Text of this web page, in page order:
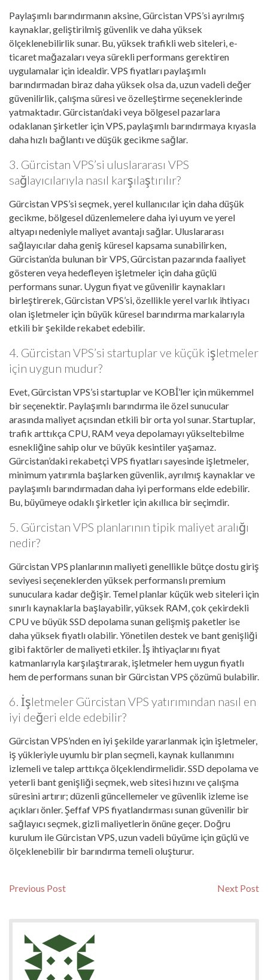
Paylaşımlı barındırmanın aksine, Gürcistan VPS’si ayrılmış
kaynaklar, geliştirilmiş güvenlik ve daha yüksek
ölçeklenebilirlik sunar. Bu, yüksek trafikli web siteleri, e-
ticaret mağazaları veya sürekli performans gerektiren
uygulamalar için idealdir. VPS fiyatları paylaşımlı
barındırmadan biraz daha yüksek olsa da, uzun vadeli değer
güvenilirlik, çalışma süresi ve özelleştirme seçeneklerinde
yatmaktadır. Gürcistan’daki veya bölgesel pazarlara
odaklanan şirketler için VPS, paylaşımlı barındırmaya kıyasla
daha hızlı bağlantı ve düşük gecikme sağlar.
3. Gürcistan VPS’si uluslararası VPS
sağlayıcılarıyla nasıl karşılaştırılır?
Gürcistan VPS’si seçmek, yerel kullanıcılar için daha düşük
gecikme, bölgesel düzenlemelere daha iyi uyum ve yerel
altyapı nedeniyle maliyet avantajı sağlar. Uluslararası
sağlayıcılar daha geniş küresel kapsama sunabilirken,
Gürcistan’da bulunan bir VPS, Gürcistan pazarında faaliyet
gösteren veya hedefleyen işletmeler için daha güçlü
performans sunar. Uygun fiyat ve güvenilir kaynakları
birleştirerek, Gürcistan VPS’si, özellikle yerel varlık ihtiyacı
olan işletmeler için büyük küresel barındırma markalarıyla
etkili bir şekilde rekabet edebilir.
4. Gürcistan VPS’si startuplar ve küçük işletmeler
için uygun mudur?
Evet, Gürcistan VPS’si startuplar ve KOBİ’ler için mükemmel
bir seçenektir. Paylaşımlı barındırma ile özel sunucular
arasında maliyet açısından etkili bir orta yol sunar. Startuplar,
trafik arttıkça CPU, RAM veya depolamayı yükseltebilme
esnekliğine sahip olur ve büyük kesintiler yaşamaz.
Gürcistan’daki rekabetçi VPS fiyatları sayesinde işletmeler,
minimum yatırımla başlarken güvenlik, ayrılmış kaynaklar ve
paylaşımlı barındırmadan daha iyi performans elde edebilir.
Bu, büyümeye odaklı şirketler için akıllıca bir seçimdir.
5. Gürcistan VPS planlarının tipik maliyet aralığı
nedir?
Gürcistan VPS planlarının maliyeti genellikle bütçe dostu giriş
seviyesi seçeneklerden yüksek performanslı premium
sunuculara kadar değişir. Temel planlar küçük web siteleri için
sınırlı kaynaklarla başlayabilir, yüksek RAM, çok çekirdekli
CPU ve büyük SSD depolama sunan gelişmiş paketler ise
daha yüksek fiyatlı olabilir. Yönetilen destek ve bant genişliği
gibi faktörler de maliyeti etkiler. İş ihtiyaçlarını fiyat
katmanlarıyla karşılaştırarak, işletmeler hem uygun fiyatlı
hem de performans sunan bir Gürcistan VPS çözümü bulabilir.
6. İşletmeler Gürcistan VPS yatırımından nasıl en
iyi değeri elde edebilir?
Gürcistan VPS’nden en iyi şekilde yararlanmak için işletmeler,
iş yükleriyle uyumlu bir plan seçmeli, kaynak kullanımını
izlemeli ve talep arttıkça ölçeklendirmelidir. SSD depolama ve
yeterli bant genişliği seçmek, web sitesi hızını ve çalışma
süresini artırır; düzenli güncellemeler ve güvenlik izleme ise
açıkları önler. Şeffaf VPS fiyatlandırması sunan güvenilir bir
sağlayıcı seçmek, gizli maliyetlerin önüne geçer. Doğru
kurulum ile Gürcistan VPS, uzun vadeli büyüme için güçlü ve
ölçeklenebilir bir barındırma temeli oluşturur.
Yazı
Previous PostPrevious
Next Post